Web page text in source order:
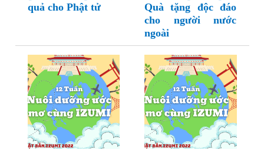
quả cho Phật tử
Quà tặng độc đáo
cho người nước
ngoài